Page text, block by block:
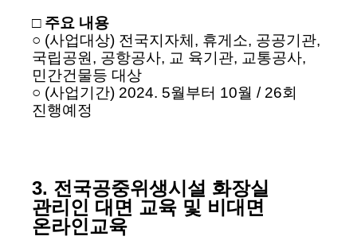
□ 주요 내용
○ (사업대상) 전국지자체, 휴게소, 공공기관,
국립공원, 공항공사, 교 육기관, 교통공사,
민간건물등 대상
○ (사업기간) 2024. 5월부터 10월 / 26회
진행예정
3. 전국공중위생시설 화장실
관리인 대면 교육 및 비대면
온라인교육